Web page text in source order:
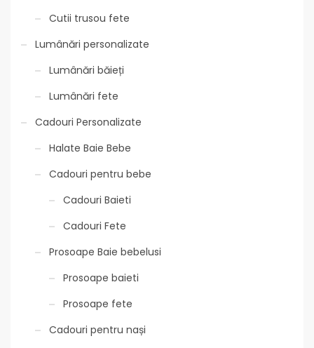
Cutii trusou fete
Lumânări personalizate
Lumânări băieți
Lumânări fete
Cadouri Personalizate
Halate Baie Bebe
Cadouri pentru bebe
Cadouri Baieti
Cadouri Fete
Prosoape Baie bebelusi
Prosoape baieti
Prosoape fete
Cadouri pentru nași